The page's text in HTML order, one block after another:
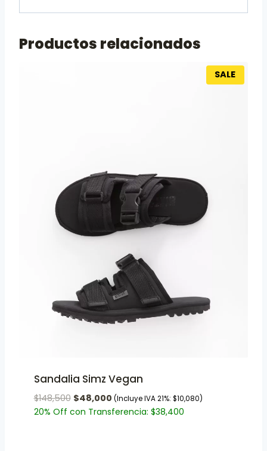
Productos relacionados
SALE
Sandalia Simz Vegan
$148,500 $48,000 (Incluye IVA 21%: $10,080)
20% Off con Transferencia: $38,400